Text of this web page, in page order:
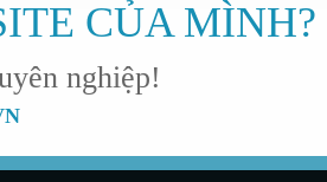
CỦA MÌNH?
nghiệp!